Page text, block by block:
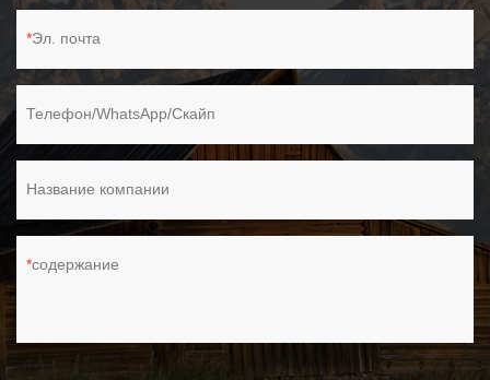
Эл. почта
Телефон/WhatsApp/Скайп
Название компании
содержание